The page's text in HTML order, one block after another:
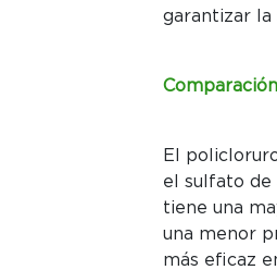
garantizar
El
el sulfato
tiene una
una menor
más eficaz